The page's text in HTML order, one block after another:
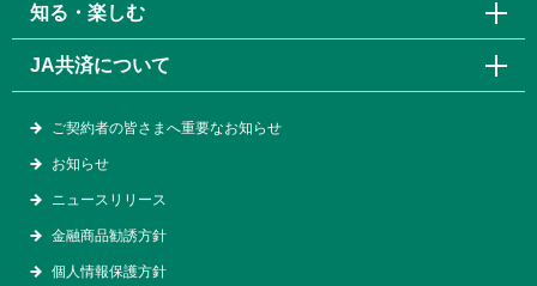
知る・楽しむ
JA共済について
ご契約者の皆さまへ重要なお知らせ
お知らせ
ニュースリリース
金融商品勧誘方針
個人情報保護方針